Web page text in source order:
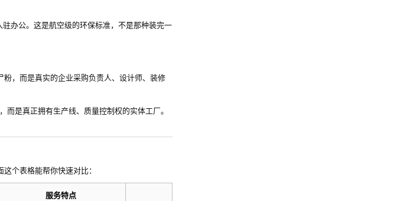
办公。这是航空级的环保标准，不是那种装完一
，而是真实的企业采购负责人、设计师、装修
是真正拥有生产线、质量控制权的实体工厂。
个表格能帮你快速对比：
服务特点